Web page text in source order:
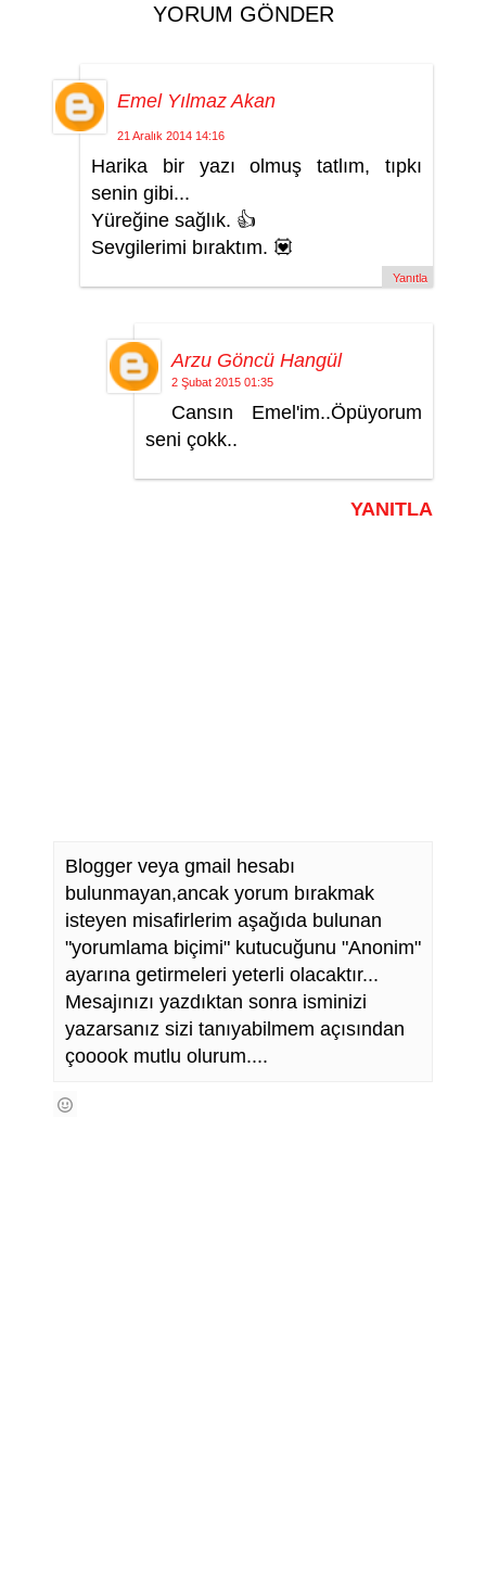
YORUM GÖNDER
Emel Yılmaz Akan
21 Aralık 2014 14:16
Harika bir yazı olmuş tatlım, tıpkı
senin gibi...
Yüreğine sağlık. 👍
Sevgilerimi bıraktım. 💟
Yanıtla
Arzu Göncü Hangül
2 Şubat 2015 01:35
Cansın Emel'im..Öpüyorum
seni çokk..
YANITLA
Blogger veya gmail hesabı
bulunmayan,ancak yorum bırakmak
isteyen misafirlerim aşağıda bulunan
"yorumlama biçimi" kutucuğunu "Anonim"
ayarına getirmeleri yeterli olacaktır...
Mesajınızı yazdıktan sonra isminizi
yazarsanız sizi tanıyabilmem açısından
çooook mutlu olurum....